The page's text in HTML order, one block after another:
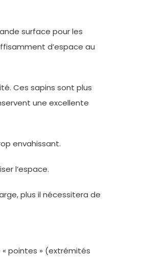
surface pour les
d’espace au
Ces sapins sont plus
une excellente
envahissant.
l’espace.
plus il nécessitera de
pointes » (extrémités